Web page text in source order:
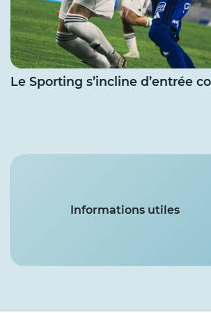
Le Sporting s’incline d’entrée
Services
Informations utiles